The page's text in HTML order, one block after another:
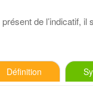
de l’indicatif, il
Définition